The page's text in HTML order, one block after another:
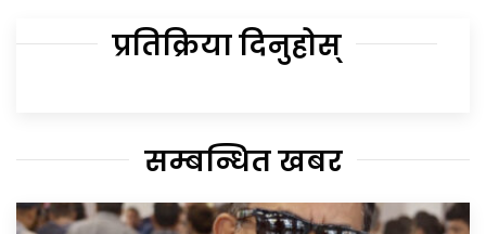
प्रतिक्रिया दिनुहोस्
सम्बन्धित खबर